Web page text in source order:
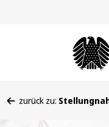
befinden
zurück zu: